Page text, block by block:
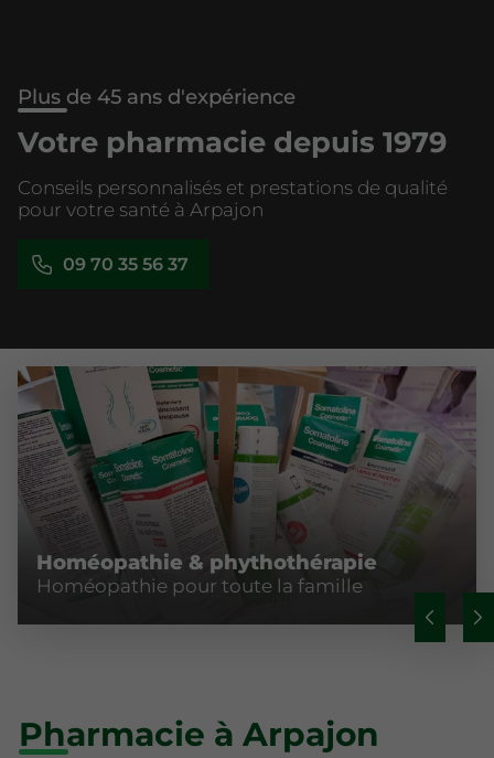
Plus de 45 ans d'expérience
Votre pharmacie depuis 1979
Conseils personnalisés et prestations de qualité
pour votre santé à Arpajon
09 70 35 56 37
Homéopathie & phythothérapie
Homéopathie pour toute la famille
Pharmacie à Arpajon